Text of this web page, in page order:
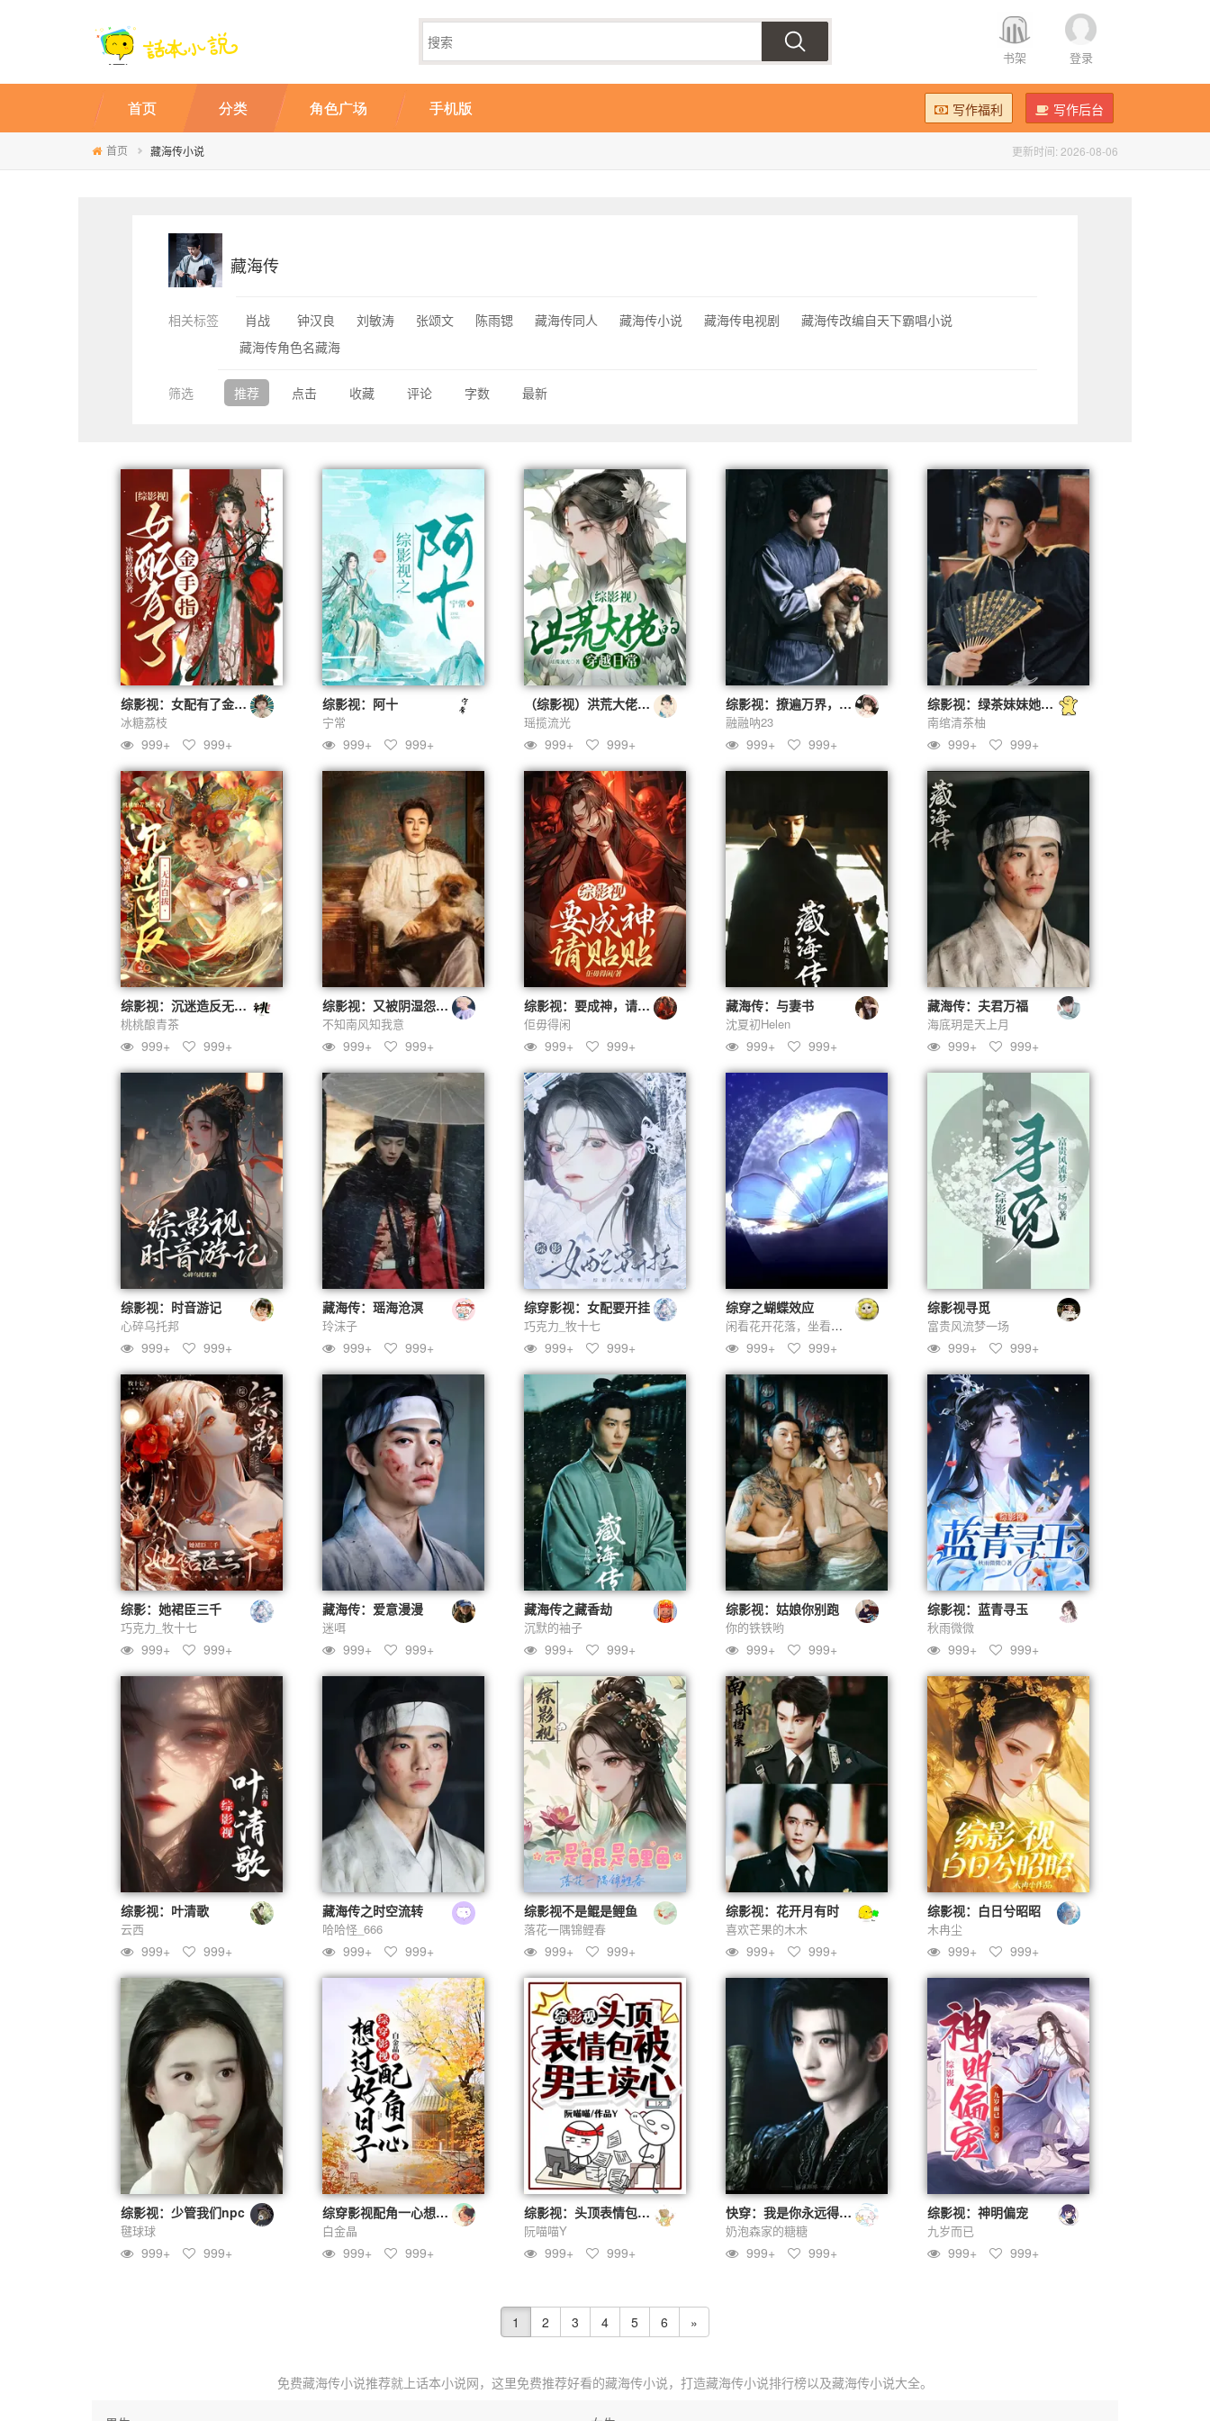
书架 登录
写作福利 写作后台
首页 分类 角色广场 手机版
首页 藏海传小说 更新时间: 2026-08-06
藏海传
相关标签 肖战 钟汉良 刘敏涛 张颂文 陈雨锶 藏海传同人 藏海传小说 藏海传电视剧
藏海传改编自天下霸唱小说
藏海传角色名藏海
筛选 推荐 点击 收藏 评论 字数 最新
综影视：女配有了金手指
冰糖荔枝
999+ 999+
综影视：阿十
宁常
999+ 999+
（综影视）洪荒大佬的穿越日常
瑶揽流光
999+ 999+
综影视：撩遍万界，我的饭票有点甜
融融呐23
999+ 999+
综影视：绿茶妹妹她很甜
南绾清茶柚
999+ 999+
综影视：沉迷造反无法自拔
桃桃酿青茶
999+ 999+
综影视：又被阴湿怨夫们缠上了
不知南风知我意
999+ 999+
综影视：要成神，请贴贴
佢毋得闲
999+ 999+
藏海传：与妻书
沈夏初Helen
999+ 999+
藏海传：夫君万福
海底玥是天上月
999+ 999+
综影视：时音游记
心碎乌托邦
999+ 999+
藏海传：瑶海沧溟
玲沫子
999+ 999+
综穿影视：女配要开挂
巧克力_牧十七
999+ 999+
综穿之蝴蝶效应
闲看花开花落，坐看云卷云舒
999+ 999+
综影视寻觅
富贵风流梦一场
999+ 999+
综影：她裙臣三千
巧克力_牧十七
999+ 999+
藏海传：爱意漫漫
迷咡
999+ 999+
藏海传之藏香劫
沉默的袖子
999+ 999+
综影视：姑娘你别跑
你的铁铁哟
999+ 999+
综影视：蓝青寻玉
秋雨微微
999+ 999+
综影视：叶清歌
云西
999+ 999+
藏海传之时空流转
哈哈怪_666
999+ 999+
综影视不是鲲是鲤鱼
落花一隅锦鲤春
999+ 999+
综影视：花开月有时
喜欢芒果的木木
999+ 999+
综影视：白日兮昭昭
木冉尘
999+ 999+
综影视：少管我们npc
毽球球
999+ 999+
综穿影视配角一心想过好日子
白金晶
999+ 999+
综影视：头顶表情包被男主读心
阮喵喵Y
999+ 999+
快穿：我是你永远得不到的爸爸
奶泡森家的糖糖
999+ 999+
综影视：神明偏宠
九岁而已
999+ 999+
1 2 3 4 5 6 »
免费藏海传小说推荐就上话本小说网，这里免费推荐好看的藏海传小说，打造藏海传小说排行榜以及藏海传小说大全。